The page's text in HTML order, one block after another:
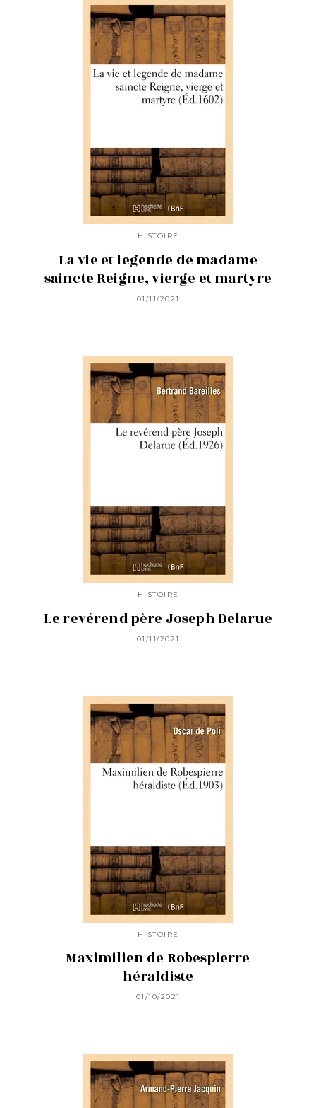
HISTOIRE
La vie et legende de madame
saincte Reigne, vierge et martyre
01/11/2021
HISTOIRE
Le revérend père Joseph Delarue
01/11/2021
HISTOIRE
Maximilien de Robespierre
héraldiste
01/10/2021